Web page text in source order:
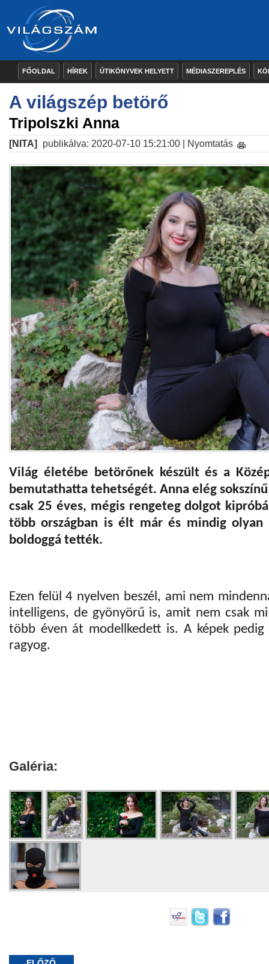
FŐOLDAL HÍREK ÚTIKÖNYVEK HELYETT MÉDIASZEREPLÉS
A világszép betörő
Tripolszki Anna
[NITA] publikálva: 2020-07-10 15:21:00 | Nyomtatás
Világ életébe betörőnek készült és a
bemutathatta tehetségét. Anna elég
csak 25 éves, mégis rengeteg dolgot
több országban is élt már és mindig
boldoggá tették.
Ezen felül 4 nyelven beszél, ami nem
intelligens, de gyönyörű is, amit nem csak
több éven át modellkedett is. A képek pedig
ragyog.
Galéria: